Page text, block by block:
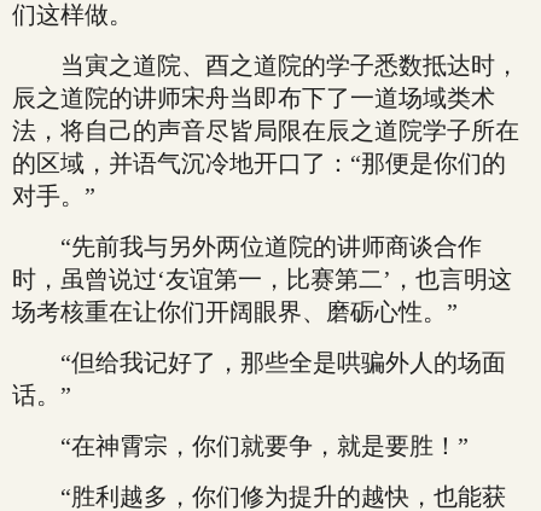
们这样做。
当寅之道院、酉之道院的学子悉数抵达时，
辰之道院的讲师宋舟当即布下了一道场域类术
法，将自己的声音尽皆局限在辰之道院学子所在
的区域，并语气沉冷地开口了：“那便是你们的
对手。”
“先前我与另外两位道院的讲师商谈合作
时，虽曾说过‘友谊第一，比赛第二’，也言明这
场考核重在让你们开阔眼界、磨砺心性。”
“但给我记好了，那些全是哄骗外人的场面
话。”
“在神霄宗，你们就要争，就是要胜！”
“胜利越多，你们修为提升的越快，也能获